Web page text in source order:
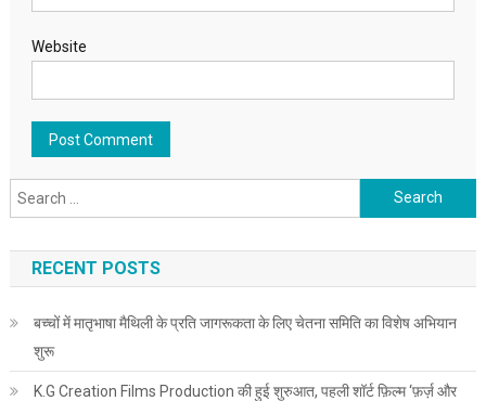
Website
Search for:
RECENT POSTS
बच्चों में मातृभाषा मैथिली के प्रति जागरूकता के लिए चेतना समिति का विशेष अभियान
शुरू
K.G Creation Films Production की हुई शुरुआत, पहली शॉर्ट फ़िल्म ‘फ़र्ज़ और